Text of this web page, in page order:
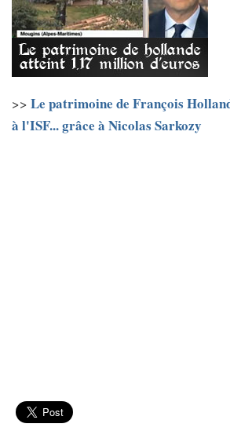
>> Le patrimoine de François
à l'ISF... grâce à Nicolas Sarkozy